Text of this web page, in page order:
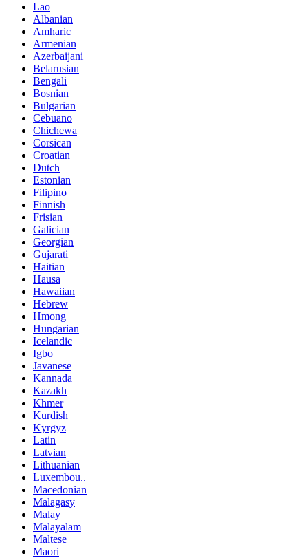
Lao
Albanian
Amharic
Armenian
Azerbaijani
Belarusian
Bengali
Bosnian
Bulgarian
Cebuano
Chichewa
Corsican
Croatian
Dutch
Estonian
Filipino
Finnish
Frisian
Galician
Georgian
Gujarati
Haitian
Hausa
Hawaiian
Hebrew
Hmong
Hungarian
Icelandic
Igbo
Javanese
Kannada
Kazakh
Khmer
Kurdish
Kyrgyz
Latin
Latvian
Lithuanian
Luxembou..
Macedonian
Malagasy
Malay
Malayalam
Maltese
Maori